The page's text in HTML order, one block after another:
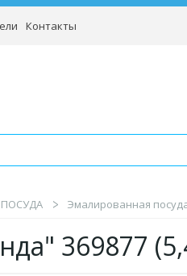
Контакты
Эмалированная
369877